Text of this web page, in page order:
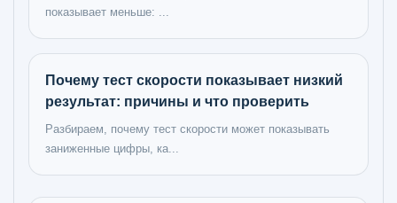
показывает меньше: ...
Почему тест скорости показывает низкий
результат: причины и что проверить
Разбираем, почему тест скорости может показывать
заниженные цифры, ка...